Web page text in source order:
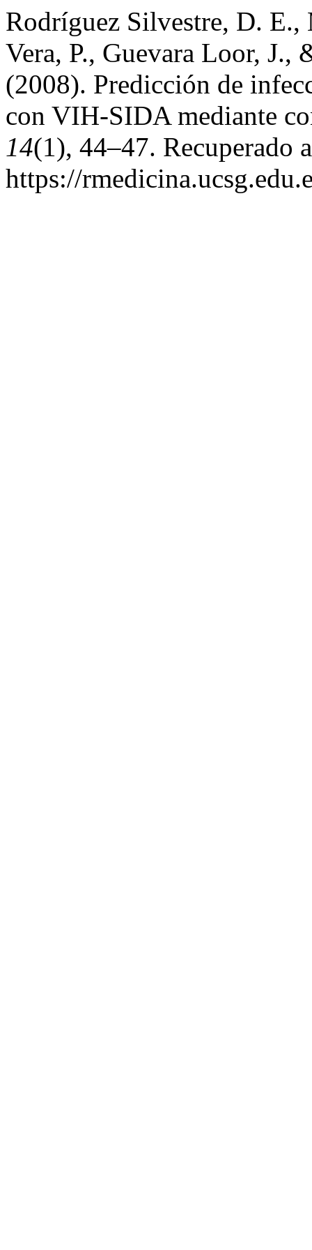
Rodríguez Silvestre, D.
Vera, P., Guevara Loor,
(2008). Predicción de
con VIH-SIDA mediante
14(1), 44–47. Recuperado
https://